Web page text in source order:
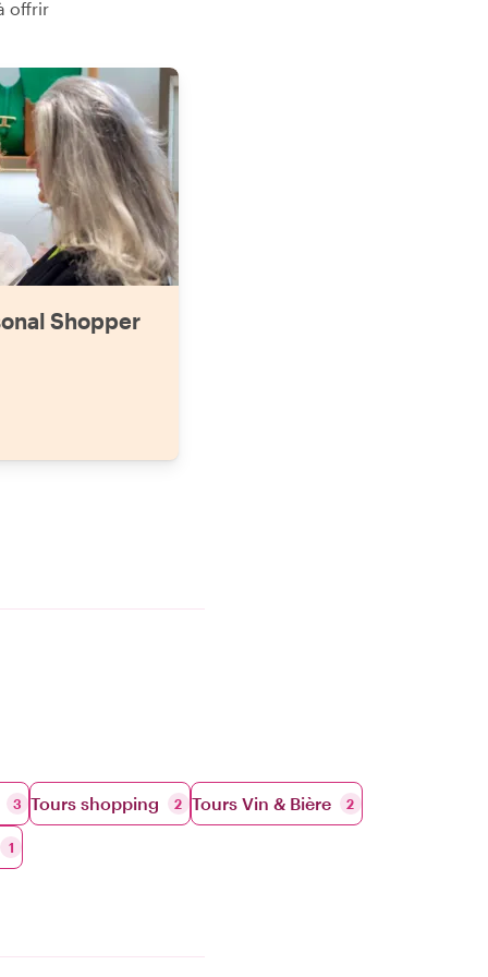
perdue sans elle. Travailler avec une
visite shopping avec Sara."
offrir
Shopper
3 Tours shopping 2 Tours Vin & Bière 2
1